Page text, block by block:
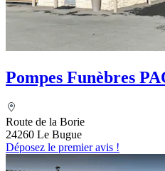
Pompes Funèbres
Route de la Borie
24260 Le Bugue
Déposez le premier avis !